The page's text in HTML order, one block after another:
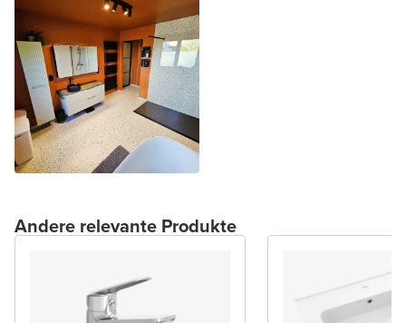
Andere relevante Produkte